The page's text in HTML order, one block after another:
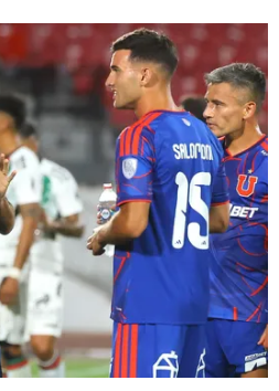
Políticas de Privacidad
RedGol, al igual que Futbol Sites, es una
compañía perteneciente a Better Collective.
Todos los derechos reservados